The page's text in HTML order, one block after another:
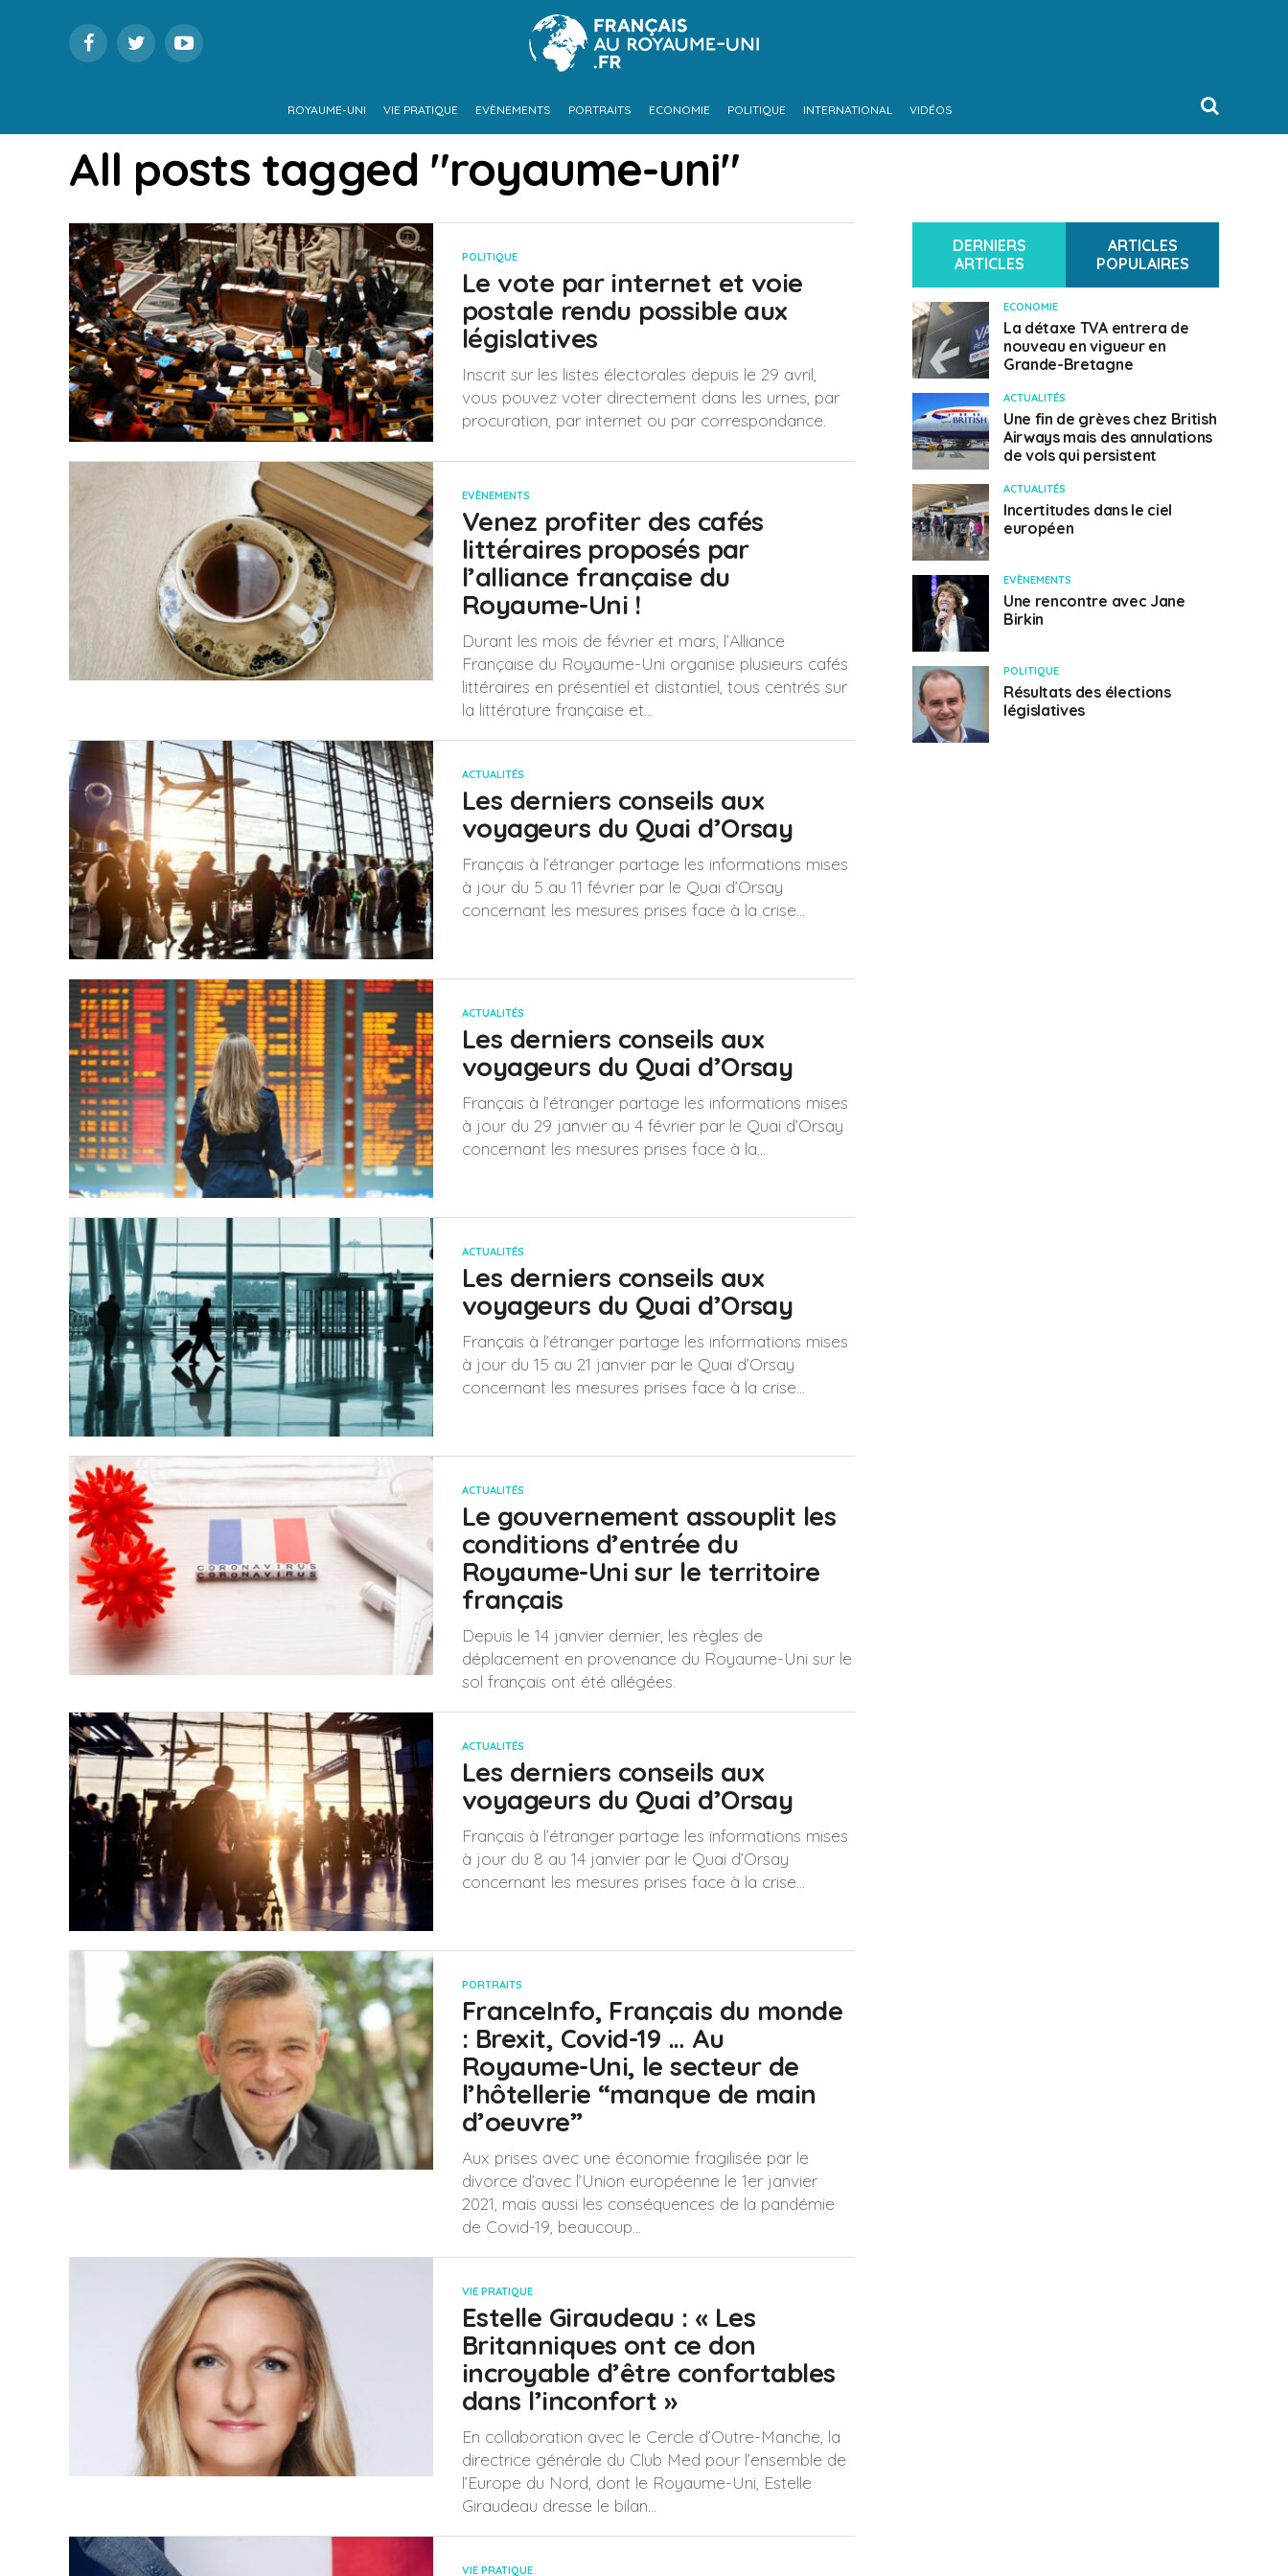
ROYAUME-UNI VIE PRATIQUE EVÈNEMENTS PORTRAITS ECONOMIE POLITIQUE INTERNATIONAL VIDÉOS
All posts tagged "royaume-uni"
POLITIQUE
Le vote par internet et voie
postale rendu possible aux
législatives
Inscrit sur les listes électorales depuis le 29 avril,
vous pouvez voter directement dans les urnes, par
procuration, par internet ou par correspondance.
EVÈNEMENTS
Venez profiter des cafés
littéraires proposés par
l’alliance française du
Royaume-Uni !
Durant les mois de février et mars, l’Alliance
Française du Royaume-Uni organise plusieurs cafés
littéraires en présentiel et distantiel, tous centrés sur
la littérature française et...
ACTUALITÉS
Les derniers conseils aux
voyageurs du Quai d’Orsay
Français à l’étranger partage les informations mises
à jour du 5 au 11 février par le Quai d’Orsay
concernant les mesures prises face à la crise...
ACTUALITÉS
Les derniers conseils aux
voyageurs du Quai d’Orsay
Français à l’étranger partage les informations mises
à jour du 29 janvier au 4 février par le Quai d’Orsay
concernant les mesures prises face à la...
ACTUALITÉS
Les derniers conseils aux
voyageurs du Quai d’Orsay
Français à l’étranger partage les informations mises
à jour du 15 au 21 janvier par le Quai d’Orsay
concernant les mesures prises face à la crise...
ACTUALITÉS
Le gouvernement assouplit les
conditions d’entrée du
Royaume-Uni sur le territoire
français
Depuis le 14 janvier dernier, les règles de
déplacement en provenance du Royaume-Uni sur le
sol français ont été allégées.
ACTUALITÉS
Les derniers conseils aux
voyageurs du Quai d’Orsay
Français à l’étranger partage les informations mises
à jour du 8 au 14 janvier par le Quai d’Orsay
concernant les mesures prises face à la crise...
PORTRAITS
FranceInfo, Français du monde
: Brexit, Covid-19 … Au
Royaume-Uni, le secteur de
l’hôtellerie “manque de main
d’oeuvre”
Aux prises avec une économie fragilisée par le
divorce d’avec l’Union européenne le 1er janvier
2021, mais aussi les conséquences de la pandémie
de Covid-19, beaucoup...
VIE PRATIQUE
Estelle Giraudeau : « Les
Britanniques ont ce don
incroyable d’être confortables
dans l’inconfort »
En collaboration avec le Cercle d’Outre-Manche, la
directrice générale du Club Med pour l’ensemble de
l’Europe du Nord, dont le Royaume-Uni, Estelle
Giraudeau dresse le bilan...
VIE PRATIQUE
DERNIERS
ARTICLES
ARTICLES
POPULAIRES
ECONOMIE
La détaxe TVA entrera de
nouveau en vigueur en
Grande-Bretagne
ACTUALITÉS
Une fin de grèves chez British
Airways mais des annulations
de vols qui persistent
ACTUALITÉS
Incertitudes dans le ciel
européen
EVÈNEMENTS
Une rencontre avec Jane
Birkin
POLITIQUE
Résultats des élections
législatives